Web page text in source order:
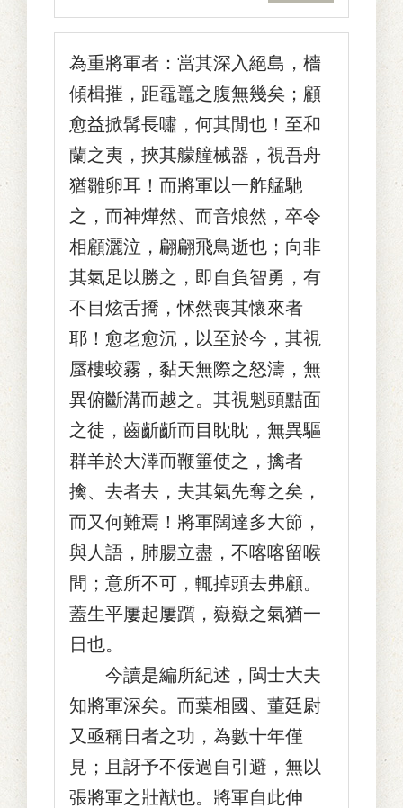
為重將軍者：當其深入絕島，檣
傾楫摧，距黿鼉之腹無幾矣；顧
愈益掀髯長嘯，何其閒也！至和
蘭之夷，挾其艨艟械器，視吾舟
猶雛卵耳！而將軍以一舴艋馳
之，而神燁然、而音烺然，卒令
相顧灑泣，翩翩飛鳥逝也；向非
其氣足以勝之，即自負智勇，有
不目炫舌撟，怵然喪其懷來者
耶！愈老愈沉，以至於今，其視
蜃樓蛟霧，黏天無際之怒濤，無
異俯斷溝而越之。其視魁頭黠面
之徒，齒齗齗而目眈眈，無異驅
群羊於大澤而鞭箠使之，擒者
擒、去者去，夫其氣先奪之矣，
而又何難焉！將軍闊達多大節，
與人語，肺腸立盡，不喀喀留喉
間；意所不可，輒掉頭去弗顧。
蓋生平屢起屢躓，嶽嶽之氣猶一
日也。
今讀是編所紀述，閩士大夫
知將軍深矣。而葉相國、董廷尉
又亟稱日者之功，為數十年僅
見；且訝予不佞過自引避，無以
張將軍之壯猷也。將軍自此伸